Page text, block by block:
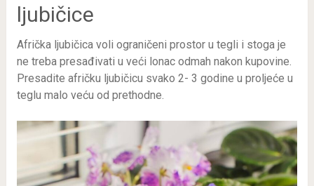
ljubičice
Afrička ljubičica voli ograničeni prostor u tegli i stoga je
ne treba presađivati u veći lonac odmah nakon kupovine.
Presadite afričku ljubičicu svako 2- 3 godine u proljeće u
teglu malo veću od prethodne.